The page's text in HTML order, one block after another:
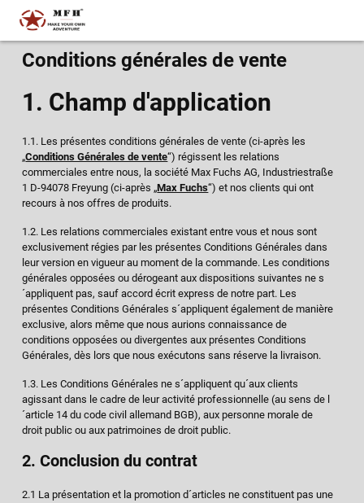
Conditions générales de vente
1. Champ d'application
1.1. Les présentes conditions générales de vente (ci-après les
„Conditions Générales de vente“) régissent les relations
commerciales entre nous, la société Max Fuchs AG, Industriestraße
1 D-94078 Freyung (ci-après „Max Fuchs“) et nos clients qui ont
recours à nos offres de produits.
1.2. Les relations commerciales existant entre vous et nous sont
exclusivement régies par les présentes Conditions Générales dans
leur version en vigueur au moment de la commande. Les conditions
générales opposées ou dérogeant aux dispositions suivantes ne s
´appliquent pas, sauf accord écrit express de notre part. Les
présentes Conditions Générales s´appliquent également de manière
exclusive, alors même que nous aurions connaissance de
conditions opposées ou divergentes aux présentes Conditions
Générales, dès lors que nous exécutons sans réserve la livraison.
1.3. Les Conditions Générales ne s´appliquent qu´aux clients
agissant dans le cadre de leur activité professionnelle (au sens de l
´article 14 du code civil allemand BGB), aux personne morale de
droit public ou aux patrimoines de droit public.
2. Conclusion du contrat
2.1 La présentation et la promotion d´articles ne constituent pas une